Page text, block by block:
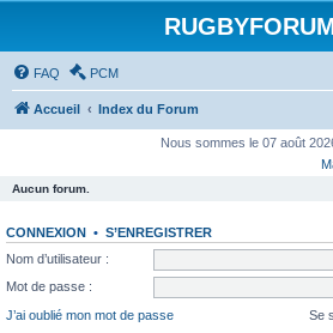
FAQ PCM
Accueil Index du Forum
Nous sommes le 07 août
Aucun forum.
CONNEXION • S’ENREGISTRER
Nom d’utilisateur :
Mot de passe :
J’ai oublié mon mot de passe
Se